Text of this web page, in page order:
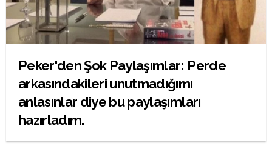
Peker'den Şok Paylaşımlar: Perde
arkasındakileri unutmadığımı
anlasınlar diye bu paylaşımları
hazırladım.